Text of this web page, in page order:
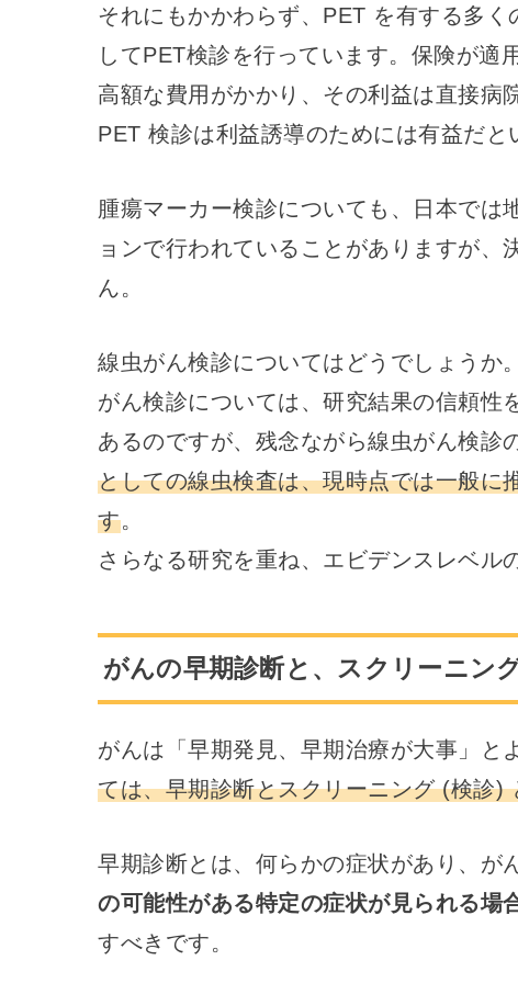
それにもかかわらず、PET を有する多く
してPET検診を行っています。保険が適
高額な費用がかかり、その利益は直接病
PET 検診は利益誘導のためには有益だと
腫瘍マーカー検診についても、日本では
ョンで行われていることがありますが、
ん。
線虫がん検診についてはどうでしょうか。
がん検診については、研究結果の信頼
あるのですが、残念ながら線虫がん検診
としての線虫検査は、現時点では一般に
す。
さらなる研究を重ね、エビデンスレベル
がんの早期診断と、スクリーニン
がんは「早期発見、早期治療が大事」と
ては、早期診断とスクリーニング (検診)
早期診断とは、何らかの症状があり、が
の可能性がある特定の症状が見られる場
すべきです。